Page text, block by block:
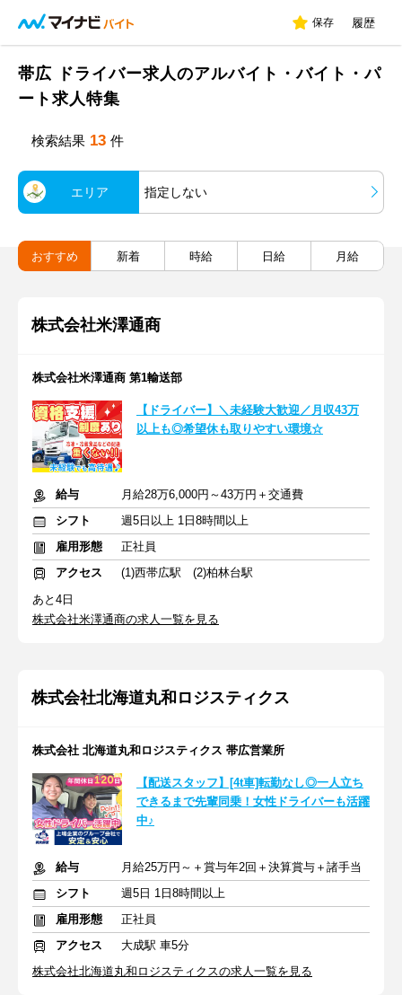
保存 履歴
帯広 ドライバー求人のアルバイト・バイト・パ
ート求人特集
検索結果 13 件
エリア 指定しない
おすすめ 新着 時給 日給 月給
株式会社米澤通商
株式会社米澤通商 第1輸送部
【ドライバー】＼未経験大歓迎／月収43万
以上も◎希望休も取りやすい環境☆
給与
月給28万6,000円～43万円＋交通費
シフト
週5日以上 1日8時間以上
雇用形態
正社員
アクセス
(1)西帯広駅 (2)柏林台駅
あと4日
株式会社米澤通商の求人一覧を見る
株式会社北海道丸和ロジスティクス
株式会社 北海道丸和ロジスティクス 帯広営業所
【配送スタッフ】[4t車]転勤なし◎一人立ち
できるまで先輩同乗！女性ドライバーも活躍
中♪
給与
月給25万円～＋賞与年2回＋決算賞与＋諸手当
シフト
週5日 1日8時間以上
雇用形態
正社員
アクセス
大成駅 車5分
株式会社北海道丸和ロジスティクスの求人一覧を見る